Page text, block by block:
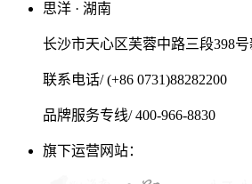
思洋 · 湖南
长沙市天心区芙蓉中路三段398
联系电话/ (+86 0731)88282200
品牌服务专线/ 400-966-8830
旗下运营网站：